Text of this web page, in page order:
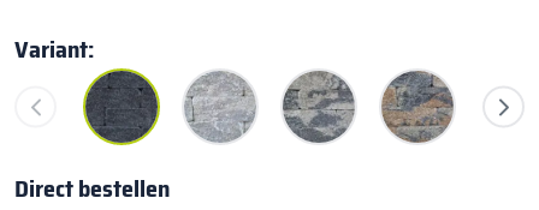
Variant:
Direct bestellen